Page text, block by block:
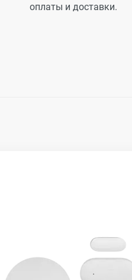
оплаты и доставки.